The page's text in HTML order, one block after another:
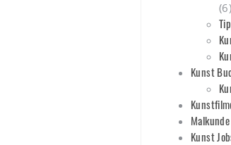
(6)
Kunst
Malkunde
Kunst